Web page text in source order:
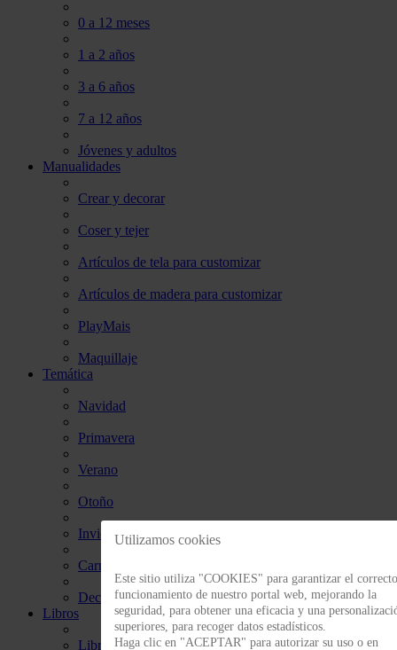
0 a 12 meses
1 a 2 años
3 a 6 años
7 a 12 años
Jóvenes y adultos
Manualidades
Crear y decorar
Coser y tejer
Artículos de tela para customizar
Artículos de madera para customizar
PlayMais
Maquillaje
Temática
Navidad
Primavera
Verano
Otoño
Invierno
Carnaval y Halloween
Decoración
Libros
Libros de referencia
Utilizamos cookies
Este sitio utiliza "COOKIES" para garantizar el correcto
funcionamiento de nuestro portal web, mejorando la
seguridad, para obtener una eficacia y una
superiores, para recoger datos estadísticos.
Haga clic en "ACEPTAR" para autorizar su uso o en